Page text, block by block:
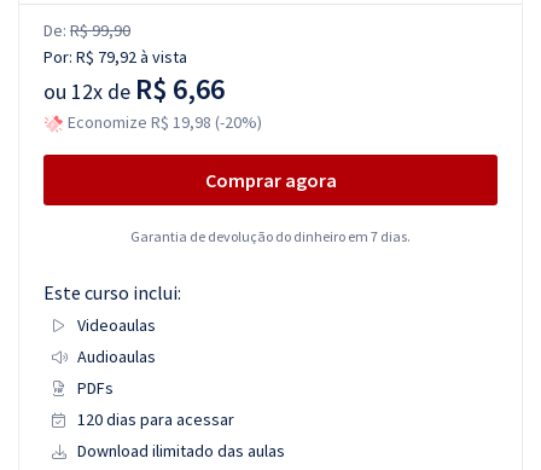
De: R$ 99,90
Por: R$ 79,92à vista
ou 12x de R$ 6,66
Economize R$ 19,98 (-20%)
Comprar agora
Garantia de devolução do dinheiro em 7 dias.
Este curso inclui:
Videoaulas
Audioaulas
PDFs
120 dias para acessar
Download ilimitado das aulas